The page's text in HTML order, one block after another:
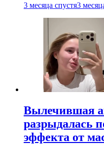
3 месяца спустя3
Вылечившая
разрыдалась
эффекта от